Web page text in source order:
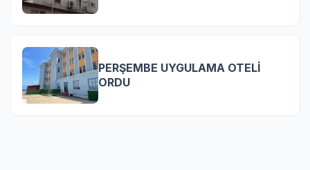
PERŞEMBE UYGULAMA OTELİ
ORDU